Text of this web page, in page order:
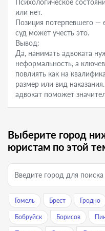
Психологическое
или нет.
Позиция потерпевшего —
суд может учесть это.
Вывод:
Да, нанимать адвоката
неформальность, а
повлиять как на
размер или вид
адвокат поможет
Выберите город
юристам по этой
Гомель Брест Гродно
Бобруйск Борисов